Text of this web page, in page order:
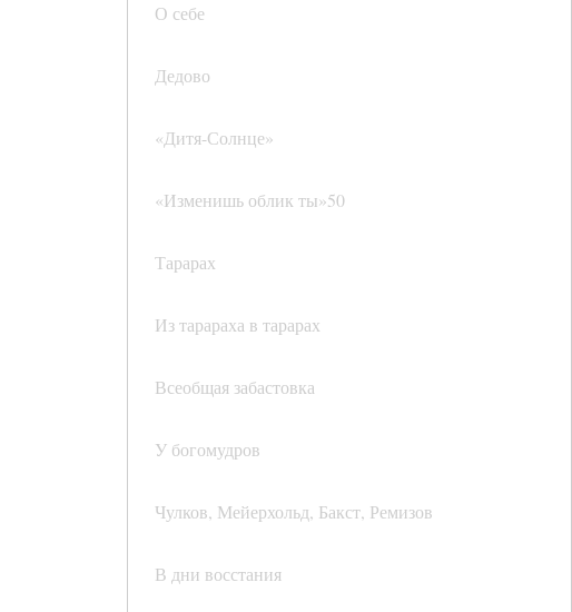
О себе
Дедово
«Дитя-Солнце»
«Изменишь облик ты»50
Тарарах
Из тарараха в тарарах
Всеобщая забастовка
У богомудров
Чулков, Мейерхольд, Бакст, Ремизов
В дни восстания